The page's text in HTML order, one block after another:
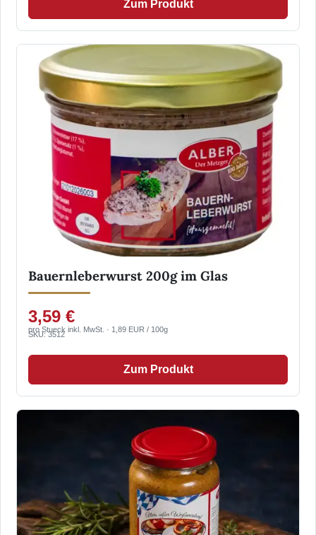
Zum Produkt
Bauernleberwurst 200g im Glas
3,59 €
pro Stueck inkl. MwSt. · 1,89 EUR / 100g
SKU: 3512
Zum Produkt